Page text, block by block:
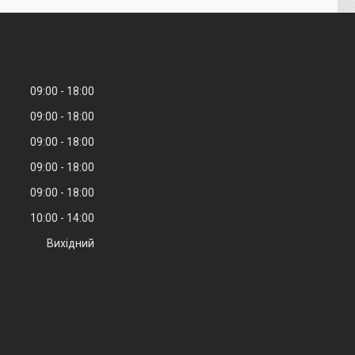
09:00
18:00
09:00
18:00
09:00
18:00
09:00
18:00
09:00
18:00
10:00
14:00
Вихідний